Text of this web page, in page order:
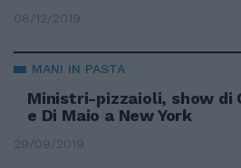
08/12/2019
MANI IN PASTA
Ministri-pizzaioli, show di
e Di Maio a New York
29/09/2019